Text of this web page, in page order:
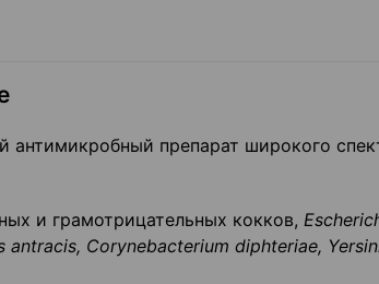
антимикробный препарат широкого
и грамотрицательных кокков,
antracis, Corynebacterium diphteriae,